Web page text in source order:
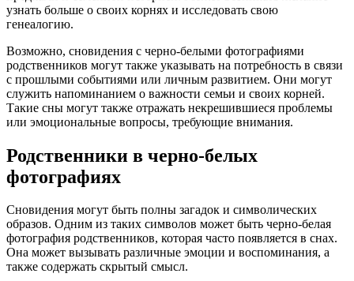
узнать больше о своих корнях и исследовать свою
генеалогию.
Возможно, сновидения с черно-белыми фотографиями
родственников могут также указывать на потребность в связи
с прошлыми событиями или личным развитием. Они могут
служить напоминанием о важности семьи и своих корней.
Такие сны могут также отражать некрешившиеся проблемы
или эмоциональные вопросы, требующие внимания.
Родственники в черно-белых
фотографиях
Сновидения могут быть полны загадок и символических
образов. Одним из таких символов может быть черно-белая
фотография родственников, которая часто появляется в снах.
Она может вызывать различные эмоции и воспоминания, а
также содержать скрытый смысл.